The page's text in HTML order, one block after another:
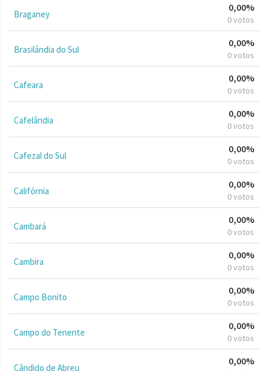
Braganey
0,00%
0 votos
Brasilândia do Sul
0,00%
0 votos
Cafeara
0,00%
0 votos
Cafelândia
0,00%
0 votos
Cafezal do Sul
0,00%
0 votos
Califórnia
0,00%
0 votos
Cambará
0,00%
0 votos
Cambira
0,00%
0 votos
Campo Bonito
0,00%
0 votos
Campo do Tenente
0,00%
0 votos
Cândido de Abreu
0,00%